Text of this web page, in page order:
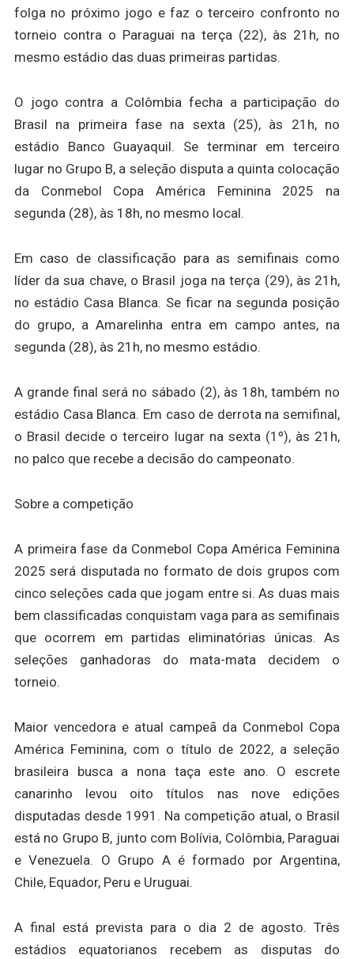
folga no próximo jogo e faz o terceiro confronto no
torneio contra o Paraguai na terça (22), às 21h, no
mesmo estádio das duas primeiras partidas.
O jogo contra a Colômbia fecha a participação do
Brasil na primeira fase na sexta (25), às 21h, no
estádio Banco Guayaquil. Se terminar em terceiro
lugar no Grupo B, a seleção disputa a quinta colocação
da Conmebol Copa América Feminina 2025 na
segunda (28), às 18h, no mesmo local.
Em caso de classificação para as semifinais como
líder da sua chave, o Brasil joga na terça (29), às 21h,
no estádio Casa Blanca. Se ficar na segunda posição
do grupo, a Amarelinha entra em campo antes, na
segunda (28), às 21h, no mesmo estádio.
A grande final será no sábado (2), às 18h, também no
estádio Casa Blanca. Em caso de derrota na semifinal,
o Brasil decide o terceiro lugar na sexta (1º), às 21h,
no palco que recebe a decisão do campeonato.
Sobre a competição
A primeira fase da Conmebol Copa América Feminina
2025 será disputada no formato de dois grupos com
cinco seleções cada que jogam entre si. As duas mais
bem classificadas conquistam vaga para as semifinais
que ocorrem em partidas eliminatórias únicas. As
seleções ganhadoras do mata-mata decidem o
torneio.
Maior vencedora e atual campeã da Conmebol Copa
América Feminina, com o título de 2022, a seleção
brasileira busca a nona taça este ano. O escrete
canarinho levou oito títulos nas nove edições
disputadas desde 1991. Na competição atual, o Brasil
está no Grupo B, junto com Bolívia, Colômbia, Paraguai
e Venezuela. O Grupo A é formado por Argentina,
Chile, Equador, Peru e Uruguai.
A final está prevista para o dia 2 de agosto. Três
estádios equatorianos recebem as disputas do